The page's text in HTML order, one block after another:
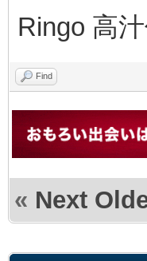
Ringo 高
Find
« Next